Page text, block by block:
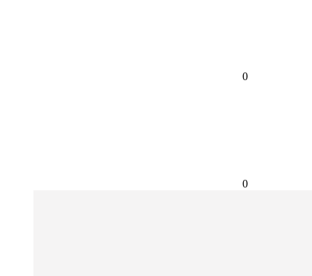
0
0